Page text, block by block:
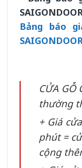
Bảng báo
CỬA GỖ
thường
+ Giá
phút =
cộng